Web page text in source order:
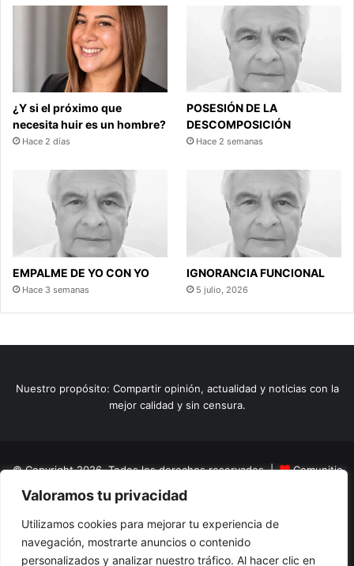
Valoramos tu privacidad
Utilizamos cookies para mejorar tu experiencia de
navegación, mostrarte anuncios o contenido
personalizados y analizar nuestro tráfico. Al hacer clic en
¿Y si el próximo que
necesita huir es un hombre?
Hace 2 días
POSESIÓN DE LA
DESCOMPOSICIÓN
Hace 2 semanas
EMPALME DE YO CON YO
Hace 3 semanas
IGNORANCIA FUNCIONAL
5 julio, 2026
Nuestro propósito: Compartir opinión, actualidad y noticias con la
mejor calidad y sin censura.
© Copyright 2026, Todos los derechos reservados |
Comunitic
SAS BICNit 901228106
Home
Actualidad Variedades Opinion Turismo
El Tinteadero
Caricaturas Reportajes